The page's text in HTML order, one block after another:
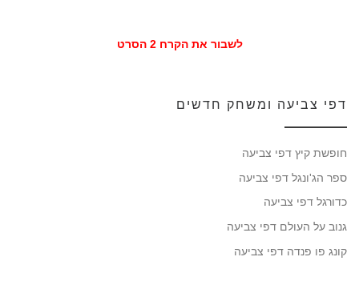
לשבור את הקרח 2 הסרט
דפי צביעה ומשחק חדשים
חופשת קיץ דפי צביעה
ספר הג'ונגל דפי צביעה
כדורגל דפי צביעה
גנוב על העולם דפי צביעה
קונג פו פנדה דפי צביעה